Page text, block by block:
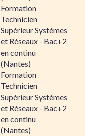
Formation
Technicien
Supérieur Systèmes
et Réseaux - Bac+2
en continu
(Nantes)
Formation
Technicien
Supérieur Systèmes
et Réseaux - Bac+2
en continu
(Nantes)